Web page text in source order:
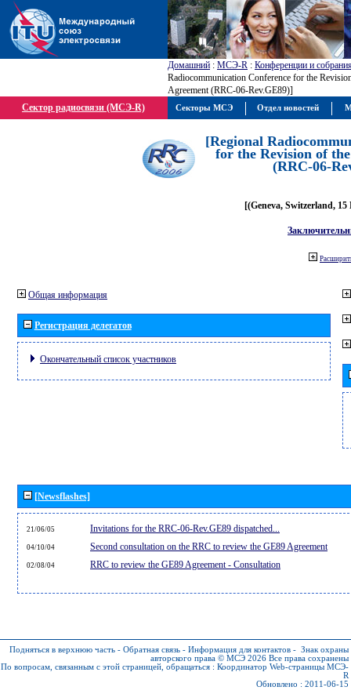
Домашний : МСЭ-R : Конференции и
Radiocommunication Conference for the
Agreement (RRC-06-Rev.GE89)]
Сектор радиосвязи (МСЭ-R)
[Regional
for the Revision of
(RRC-06-
[(Geneva, Switzerland, 15
Общая информация
Регистрация делегатов
Окончательный список участников
[Newsflashes]
21/06/05 Invitations for the RRC-06-Rev.GE89 dispatched...
04/10/04 Second consultation on the RRC to review the GE89 Agreement
02/08/04 RRC to review the GE89 Agreement - Consultation
Подняться в верхнюю часть - Обратная связь - Информация для контактов - Знак охраны
авторского права © МСЭ 2026 Все права сохранены
По вопросам, связанным с этой страницей, обращаться : Координатор Web-страницы МСЭ-
R
Обновлено : 2011-06-15
Секторы МСЭ Отдел новостей